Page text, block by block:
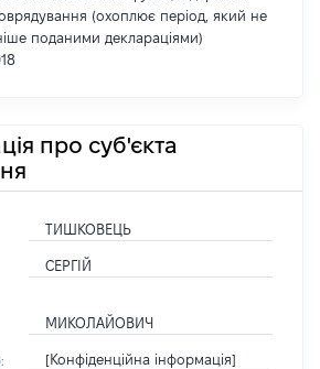
(охоплює період, який не
поданими деклараціями)
про суб'єкта
ТИШКОВЕЦЬ
СЕРГІЙ
МИКОЛАЙОВИЧ
[Конфіденційна інформація]